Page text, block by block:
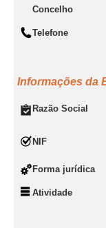
Concelho
Telefone
Informações da
Razão Social
NIF
Forma jurídica
Atividade